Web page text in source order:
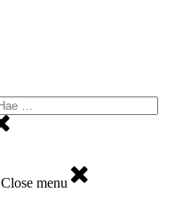
Close menu